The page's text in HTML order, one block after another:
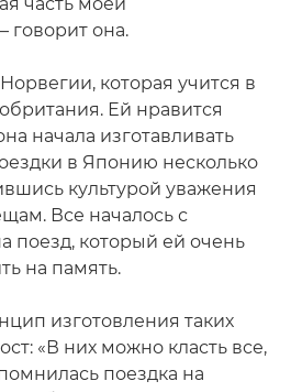
говорит она.
которая учится в
Ей нравится
начала изготавливать
в Японию несколько
культурой уважения
Все началось с
поезд, который ей очень
на память.
изготовления таких
«В них можно класть все,
поездка на